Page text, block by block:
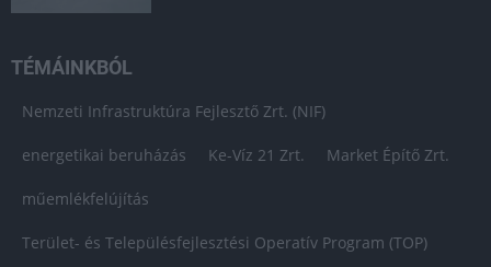
TÉMÁINKBÓL
Nemzeti Infrastruktúra Fejlesztő Zrt. (NIF)
energetikai beruházás Ke-Víz 21 Zrt. Market Építő Zrt.
műemlékfelújítás
Terület- és Településfejlesztési Operatív Program (TOP)